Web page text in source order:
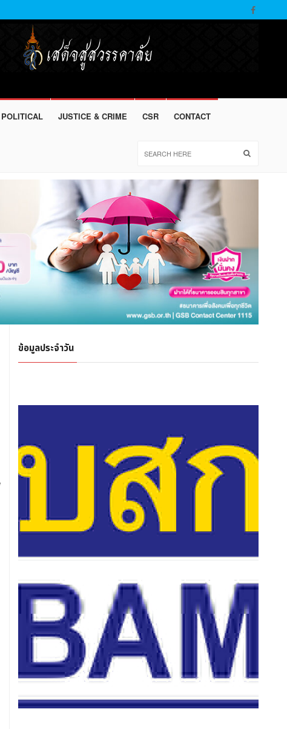
POLITICAL JUSTICE & CRIME CSR CONTACT
ข้อมูลประจำวัน